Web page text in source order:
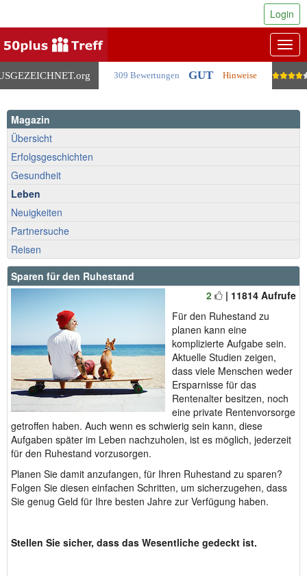
.org 309 Bewertungen GUT Hinweise
Login
Magazin
Übersicht
Erfolgsgeschichten
Gesundheit
Leben
Neuigkeiten
Partnersuche
Reisen
Sparen für den Ruhestand
2
| 11814 Aufrufe
Für den Ruhestand zu
planen kann eine
komplizierte Aufgabe sein.
Aktuelle Studien zeigen,
dass viele Menschen weder
Ersparnisse für das
Rentenalter besitzen, noch
eine private Rentenvorsorge
getroffen haben. Auch wenn es schwierig sein kann, diese
Aufgaben später im Leben nachzuholen, ist es möglich, jederzeit
für den Ruhestand vorzusorgen.
Planen Sie damit anzufangen, für Ihren Ruhestand zu sparen?
Folgen Sie diesen einfachen Schritten, um sicherzugehen, dass
Sie genug Geld für Ihre besten Jahre zur Verfügung haben.
Stellen Sie sicher, dass das Wesentliche gedeckt ist.